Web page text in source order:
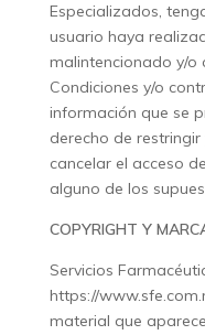
Especializados,
usuario haya
malintencionado y/o
Condiciones y/o
información que se
derecho de restringir
cancelar el acceso
alguno de los
COPYRIGHT Y
Servicios
https://
material que